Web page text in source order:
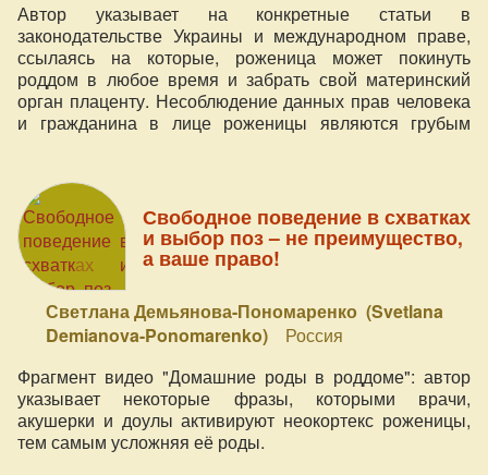
Автор указывает на конкретные статьи в
законодательстве Украины и международном праве,
ссылаясь на которые, роженица может покинуть
роддом в любое время и забрать свой материнский
орган плаценту. Несоблюдение данных прав человека
и гражданина в лице роженицы являются грубым
Свободное поведение в схватках
и выбор поз – не преимущество,
а ваше право!
Светлана Демьянова-Пономаренко (Svetlana
Demianova-Ponomarenko)
Россия
Фрагмент видео "Домашние роды в роддоме": автор
указывает некоторые фразы, которыми врачи,
акушерки и доулы активируют неокортекс роженицы,
тем самым усложняя её роды.